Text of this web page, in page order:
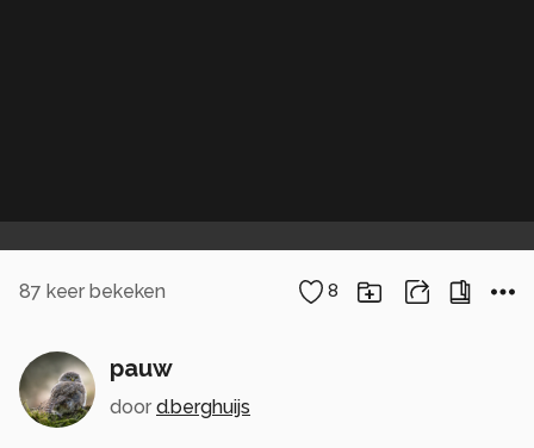
87 keer bekeken 8
pauw
door d.berghuijs